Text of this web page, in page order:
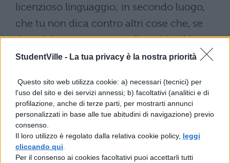
StudentVille - La tua privacy è la nostra priorità
Questo sito web utilizza cookie: a) necessari (tecnici) per
l'uso del sito e dei servizi annessi; b) facoltativi (analitici e di
profilazione, anche di terze parti, per mostrarti annunci
personalizzati in base alle tue abitudini di navigazione) previo
consenso.
Il loro utilizzo è regolato dalla relativa cookie policy, leggi
cliccando qui
Per il consenso ai cookies facoltativi puoi accettarli tutti
licenzioso linguaggio; in secondo luogo,
che tu non dica contro altri cose che, se
dette falsamente contro di te, ti farebbero
arrossire. A chi, infatti, non è aperta dinanzi
individuo della tua età e del tuo signorile
aspetto, fare della petulante maldicenza,
sia pure senza fondamento, ma non senza
parvenza di verità? Ma dell’avere tu assunto
questa parte in una commedia, la colpa è